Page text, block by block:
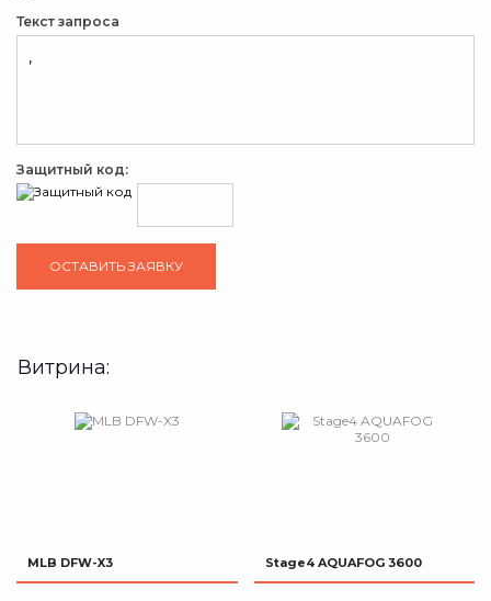
Текст запроса
Защитный код:
Витрина:
MLB DFW-X3 Stage4 AQUAFOG 3600